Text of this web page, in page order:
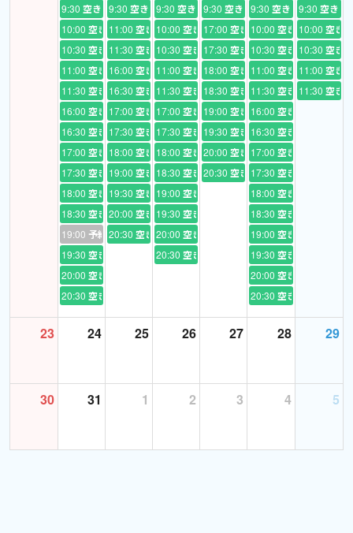
NOBU式トレーニング(コンプリート編)
話せるようになりたいかた向けの
レッスン(中学生〜大人向け)
こんな人にオススメ！
* 英会話になると英単語が出てこない
* 言いたい文をとっさに作れない
* 同じ言葉ばかり言ってる方にオススメのレッスンメニューです。
* 学校で習う文法をもっと理解したい。
NOBU式トレーニングという脳みそフル回転のトレーニング法に沿
って進めていきます。
まずはインプットで、私が英語の文章を読みます。それを英語の並
びの順番で和訳してもらいます。そしてその英文をリピート。この
時にしっかり発音チェック。
次にアウトプットで、私が日本語の文章を言います。それを瞬間的
に英訳して言ってもらいます。そして同じく英文リピート。発音矯
最後にもう一度、テキストを見ずに瞬間的に英訳してもらいます。
時間に余裕があればその時習った文法でご自分で文章を作ってもら
9:30 空き
10:00 空き
10:30 空き
11:00 空き
11:30 空き
16:00 空き
16:30 空き
17:00 空き
17:30 空き
18:00 空き
18:30 空き
19:00 予約あり
19:30 空き
20:00 空き
20:30 空き
9:30 空き
11:00 空き
11:30 空き
16:00 空き
16:30 空き
17:00 空き
17:30 空き
18:00 空き
19:00 空き
19:30 空き
20:00 空き
20:30 空き
9:30 空き
10:00 空き
10:30 空き
11:00 空き
11:30 空き
17:00 空き
17:30 空き
18:00 空き
18:30 空き
19:00 空き
19:30 空き
20:00 空き
20:30 空き
9:30 空き
17:00 空き
17:30 空き
18:00 空き
18:30 空き
19:00 空き
19:30 空き
20:00 空き
20:30 空き
9:30 空き
10:00 空き
10:30 空き
11:00 空き
11:30 空き
16:00 空き
16:30 空き
17:00 空き
17:30 空き
18:00 空き
18:30 空き
19:00 空き
19:30 空き
20:00 空き
20:30 空き
9:30 空き
10:00 空き
10:30 空き
11:00 空き
11:30 空き
23 24 25 26 27 28 29
30 31 1 2 3 4 5